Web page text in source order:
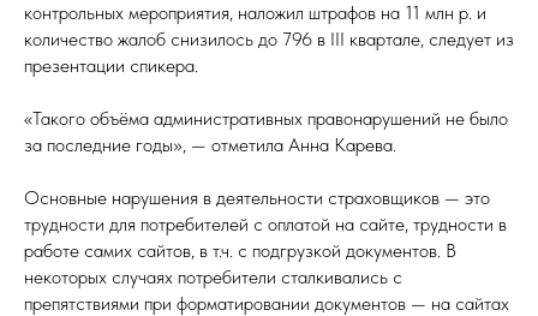
контрольных мероприятия, наложил штрафов на 11 млн р. и
количество жалоб снизилось до 796 в III квартале, следует из
презентации спикера.
«Такого объёма административных правонарушений не было
за последние годы», — отметила Анна Карева.
Основные нарушения в деятельности страховщиков — это
трудности для потребителей с оплатой на сайте, трудности в
работе самих сайтов, в т.ч. с подгрузкой документов. В
некоторых случаях потребители сталкивались с
препятствиями при форматировании документов — на сайтах